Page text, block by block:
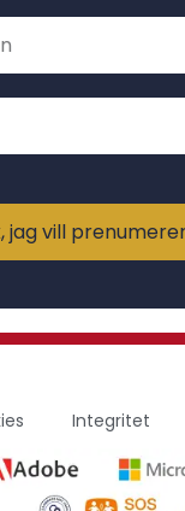
jag vill
Integritet